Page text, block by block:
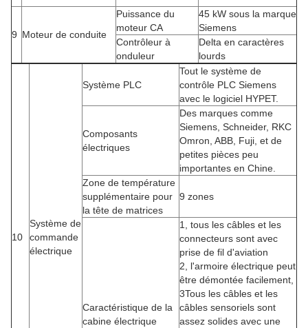
9 Moteur de conduite
Puissance du
moteur CA
45 kW sous la marque
Siemens
Contrôleur à
onduleur
Delta en caractères
lourds
10
Système de
commande
électrique
Système PLC
Tout le système de
contrôle PLC Siemens
avec le logiciel HYPET.
Composants
électriques
Des marques comme
Siemens, Schneider, RKC
Omron, ABB, Fuji, et de
petites pièces peu
importantes en Chine.
Zone de température
supplémentaire pour
la tête de matrices
9 zones
Caractéristique de la
cabine électrique
1, tous les câbles et les
connecteurs sont avec
prise de fil d'aviation
2, l'armoire électrique peut
être démontée facilement,
3Tous les câbles et les
câbles sensoriels sont
assez solides avec une